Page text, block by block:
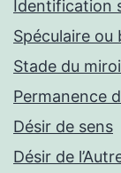
Identification
Spéculaire ou
Stade du
Permanence
Désir de sens
Désir de